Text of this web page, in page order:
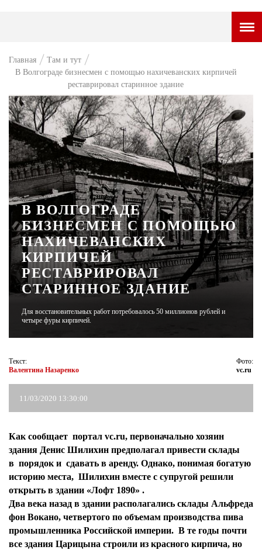
НОВОСТИ
ВОПРОС НЕДЕЛИ
ПРЕМЬЕРА
ТАМ И ТУТ
СТИЛЬ ЖИЗНИ
ХАЙП
ЧЕЛОВЕК ОСОБЕННЫЙ
КУЛЬТ ЕДЫ
АФИША
ЖУРНАЛ
Главная
Там и тут
В Волгограде бизнесмен c помощью нахичеванских кирпичей
реставрировал старинное здание
В ВОЛГОГРАДЕ
БИЗНЕСМЕН C ПОМОЩЬЮ
НАХИЧЕВАНСКИХ
КИРПИЧЕЙ
РЕСТАВРИРОВАЛ
СТАРИННОЕ ЗДАНИЕ
Для восстановительных работ потребовалось 50 миллионов рублей и
четыре фуры кирпичей.
Текст:
Валентина Назаренко
Фото:
vc.ru
11/03/2020 13:30:00
Как сообщает портал vc.ru, первоначально хозяин
здания Денис Шилихин предполагал привести склады
в порядок и сдавать в аренду. Однако, понимая богатую
историю места, Шилихин вместе с супругой решили
открыть в здании «Лофт 1890» .
Два века назад в здании располагались склады Альфреда
фон Вокано, четвертого по объемам производства пива
промышленника Российской империи. В те годы почти
все здания Царицына строили из красного кирпича, но